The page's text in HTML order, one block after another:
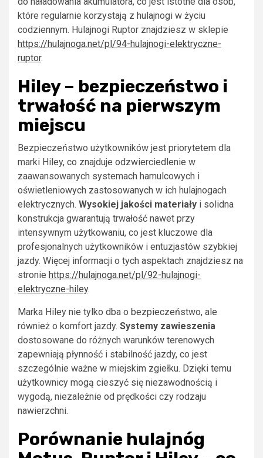
które regularnie korzystają z hulajnogi w życiu
codziennym. Hulajnogi Ruptor znajdziesz w sklepie
https://hulajnoga.net/pl/94-hulajnogi-elektryczne-
ruptor.
Hiley – bezpieczeństwo i
trwałość na pierwszym
miejscu
Bezpieczeństwo użytkowników jest priorytetem dla
marki Hiley, co znajduje odzwierciedlenie w
zaawansowanych systemach hamulcowych i
oświetleniowych zastosowanych w ich hulajnogach
elektrycznych. Wysokiej jakości materiały i solidna
konstrukcja gwarantują trwałość nawet przy
intensywnym użytkowaniu, co jest kluczowe dla
profesjonalnych użytkowników i entuzjastów szybkiej
jazdy. Więcej informacji o tych aspektach znajdziesz na
stronie https://hulajnoga.net/pl/92-hulajnogi-
elektryczne-hiley.
Marka Hiley nie tylko dba o bezpieczeństwo, ale
również o komfort jazdy. Systemy zawieszenia
dostosowane do różnych warunków terenowych
zapewniają płynność i stabilność jazdy, co jest
szczególnie ważne w miejskim zgiełku. Dzięki temu
użytkownicy mogą cieszyć się niezawodnością i
wygodą, niezależnie od prędkości czy rodzaju
nawierzchni.
Porównanie hulajnóg